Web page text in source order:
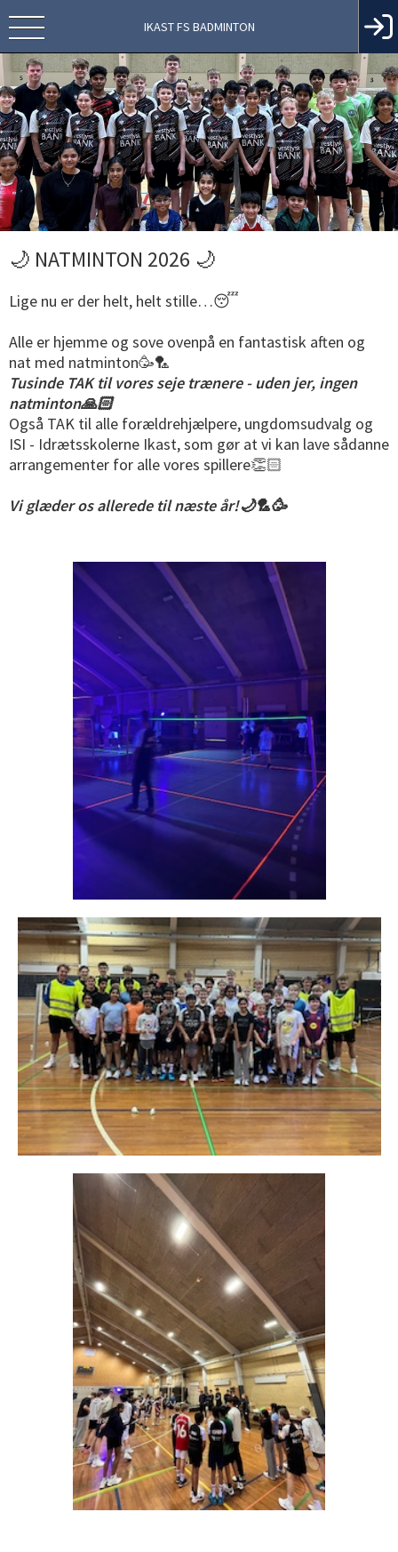
IKAST FS BADMINTON
🌙 NATMINTON 2026 🌙
Lige nu er der helt, helt stille…😴
Alle er hjemme og sove ovenpå en fantastisk aften og
nat med natminton🥳🏸
Tusinde TAK til vores seje trænere - uden jer, ingen
natminton🙏🏻
Også TAK til alle forældrehjælpere, ungdomsudvalg og
ISI - Idrætsskolerne Ikast, som gør at vi kan lave sådanne
arrangementer for alle vores spillere👏🏻
Vi glæder os allerede til næste år!🌙🏸🥳